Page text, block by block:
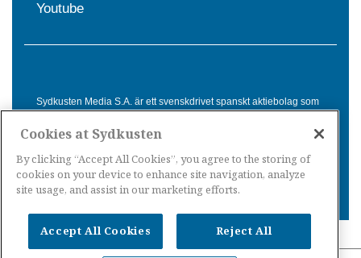
Youtube
Sydkusten Media S.A. är ett svenskdrivet spanskt aktiebolag som
Spanien. Genom nyhetsbevakning av hela Spanien, med bas på
informationsförmedling för svenskar i Spanien.
Cookies at Sydkusten
By clicking “Accept All Cookies”, you agree to the storing of
cookies on your device to enhance site navigation, analyze
site usage, and assist in our marketing efforts.
Accept All Cookies Reject All